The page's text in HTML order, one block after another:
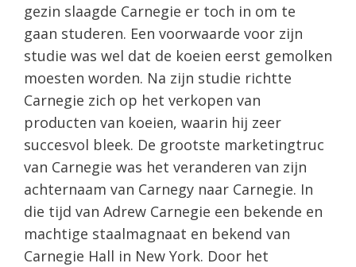
gezin slaagde Carnegie er toch in om te
gaan studeren. Een voorwaarde voor zijn
studie was wel dat de koeien eerst gemolken
moesten worden. Na zijn studie richtte
Carnegie zich op het verkopen van
producten van koeien, waarin hij zeer
succesvol bleek. De grootste marketingtruc
van Carnegie was het veranderen van zijn
achternaam van Carnegy naar Carnegie. In
die tijd van Adrew Carnegie een bekende en
machtige staalmagnaat en bekend van
Carnegie Hall in New York. Door het